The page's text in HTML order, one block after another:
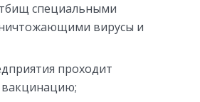
специальными
вирусы и
проходит